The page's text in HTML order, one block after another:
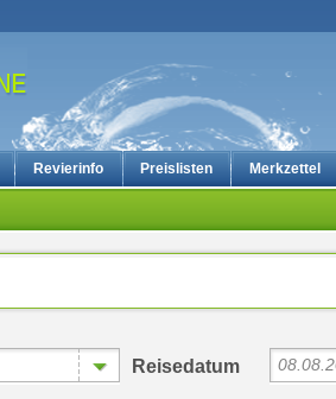
Revierinfo Preislisten Merkzettel
auf yachten-onlineReisedatum